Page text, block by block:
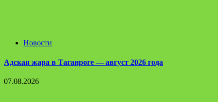
Новости
Адская жара в Таганроге — август 2026 года
07.08.2026